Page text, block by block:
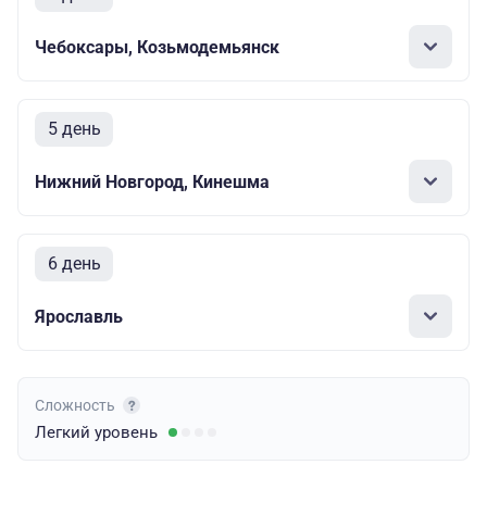
Чебоксары, Козьмодемьянск
5 день
Нижний Новгород, Кинешма
6 день
Ярославль
Сложность
Легкий уровень